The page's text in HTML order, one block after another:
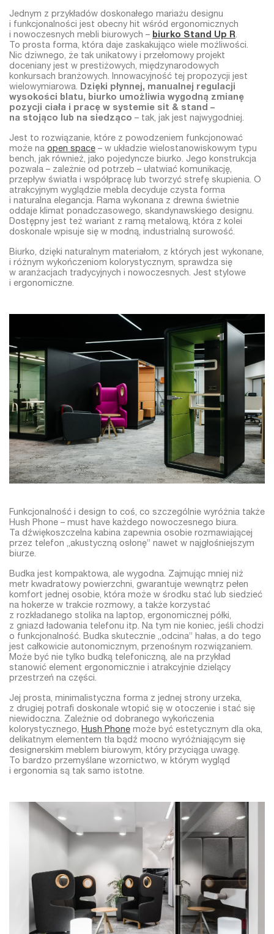
Jednym z przykładów doskonałego mariażu designu
i funkcjonalności jest obecny hit wśród ergonomicznych
i nowoczesnych mebli biurowych – biurko Stand Up R.
To prosta forma, która daje zaskakująco wiele możliwości.
Nic dziwnego, że tak unikatowy i przełomowy projekt
doceniany jest w prestiżowych, międzynarodowych
konkursach branżowych. Innowacyjność tej propozycji jest
wielowymiarowa. Dzięki płynnej, manualnej regulacji
wysokości blatu, biurko umożliwia wygodną zmianę
pozycji ciała i pracę w systemie sit & stand –
na stojąco lub na siedząco – tak, jak jest najwygodniej.
Jest to rozwiązanie, które z powodzeniem funkcjonować
może na open space – w układzie wielostanowiskowym typu
bench, jak również, jako pojedyncze biurko. Jego konstrukcja
pozwala – zależnie od potrzeb – ułatwiać komunikację,
przepływ światła i współpracę lub tworzyć strefę skupienia. O
atrakcyjnym wyglądzie mebla decyduje czysta forma
i naturalna elegancja. Rama wykonana z drewna świetnie
oddaje klimat ponadczasowego, skandynawskiego designu.
Dostępny jest też wariant z ramą metalową, która z kolei
doskonale wpisuje się w modną, industrialną surowość.
Biurko, dzięki naturalnym materiałom, z których jest wykonane,
i różnym wykończeniom kolorystycznym, sprawdza się
w aranżacjach tradycyjnych i nowoczesnych. Jest stylowe
i ergonomiczne.
Funkcjonalność i design to coś, co szczególnie wyróżnia także
Hush Phone – must have każdego nowoczesnego biura.
Ta dźwiękoszczelna kabina zapewnia osobie rozmawiającej
przez telefon „akustyczną osłonę” nawet w najgłośniejszym
biurze.
Budka jest kompaktowa, ale wygodna. Zajmując mniej niż
metr kwadratowy powierzchni, gwarantuje wewnątrz pełen
komfort jednej osobie, która może w środku stać lub siedzieć
na hokerze w trakcie rozmowy, a także korzystać
z rozkładanego stolika na laptop, ergonomicznej półki,
z gniazd ładowania telefonu itp. Na tym nie koniec, jeśli chodzi
o funkcjonalność. Budka skutecznie „odcina” hałas, a do tego
jest całkowicie autonomicznym, przenośnym rozwiązaniem.
Może być nie tylko budką telefoniczną, ale na przykład
stanowić element ergonomicznie i atrakcyjnie dzielący
przestrzeń na części.
Jej prosta, minimalistyczna forma z jednej strony urzeka,
z drugiej potrafi doskonale wtopić się w otoczenie i stać się
niewidoczna. Zależnie od dobranego wykończenia
kolorystycznego, Hush Phone może być estetycznym dla oka,
delikatnym elementem tła bądź mocno wyróżniającym się
designerskim meblem biurowym, który przyciąga uwagę.
To bardzo przemyślane wzornictwo, w którym wygląd
i ergonomia są tak samo istotne.